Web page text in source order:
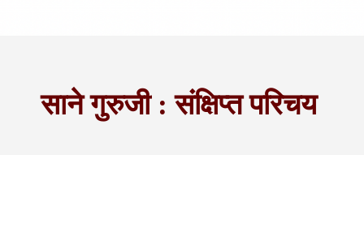
साने गुरुजी : संक्षिप्त परिचय